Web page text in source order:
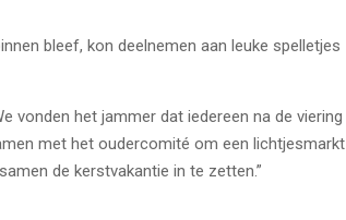
bleef, kon deelnemen aan leuke spelletjes
vonden het jammer dat iedereen na de viering
met het oudercomité om een lichtjesmarkt
de kerstvakantie in te zetten.”